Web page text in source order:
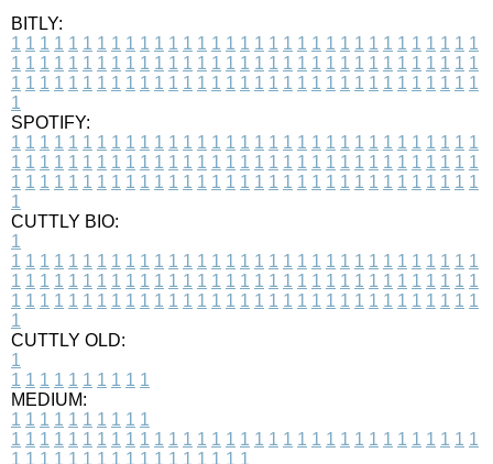
BITLY:
1 1 1 1 1 1 1 1 1 1 1 1 1 1 1 1 1 1 1 1 1 1 1 1 1 1 1 1 1 1 1 1 1
1 1 1 1 1 1 1 1 1 1 1 1 1 1 1 1 1 1 1 1 1 1 1 1 1 1 1 1 1 1 1 1 1
1 1 1 1 1 1 1 1 1 1 1 1 1 1 1 1 1 1 1 1 1 1 1 1 1 1 1 1 1 1 1 1 1
1
SPOTIFY:
1 1 1 1 1 1 1 1 1 1 1 1 1 1 1 1 1 1 1 1 1 1 1 1 1 1 1 1 1 1 1 1 1
1 1 1 1 1 1 1 1 1 1 1 1 1 1 1 1 1 1 1 1 1 1 1 1 1 1 1 1 1 1 1 1 1
1 1 1 1 1 1 1 1 1 1 1 1 1 1 1 1 1 1 1 1 1 1 1 1 1 1 1 1 1 1 1 1 1
1
CUTTLY BIO:
1
1 1 1 1 1 1 1 1 1 1 1 1 1 1 1 1 1 1 1 1 1 1 1 1 1 1 1 1 1 1 1 1 1
1 1 1 1 1 1 1 1 1 1 1 1 1 1 1 1 1 1 1 1 1 1 1 1 1 1 1 1 1 1 1 1 1
1 1 1 1 1 1 1 1 1 1 1 1 1 1 1 1 1 1 1 1 1 1 1 1 1 1 1 1 1 1 1 1 1
1
CUTTLY OLD:
1
1 1 1 1 1 1 1 1 1 1
MEDIUM:
1 1 1 1 1 1 1 1 1 1
1 1 1 1 1 1 1 1 1 1 1 1 1 1 1 1 1 1 1 1 1 1 1 1 1 1 1 1 1 1 1 1 1
1 1 1 1 1 1 1 1 1 1 1 1 1 1 1 1 1